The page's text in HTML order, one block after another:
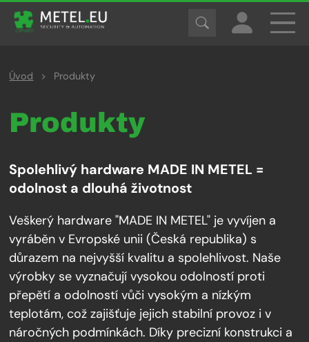
Úvod > Produkty
Produkty
Spolehlivý hardware MADE IN METEL =
odolnost a dlouhá životnost
Veškerý hardware "MADE IN METEL" je vyvíjen a
vyráběn v Evropské unii (Česká republika) s
důrazem na nejvyšší kvalitu a spolehlivost. Naše
výrobky se vyznačují vysokou odolností proti
přepětí a odolností vůči vysokým a nízkým
teplotám, což zajišťuje jejich stabilní provoz i v
náročných podmínkách. Díky precizní konstrukci a